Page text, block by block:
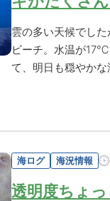
雲の多い天候でし
ビーチ。水温が
て、明日も穏やか
海ログ 海況情報
透明度ちょ